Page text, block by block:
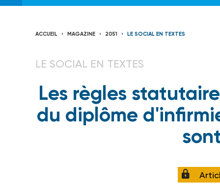
ACCUEIL MAGAZINE 2051 LE SOCIAL EN TEXTES
LE SOCIAL EN TEXTES
Les règles
du diplôme